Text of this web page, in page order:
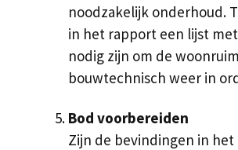
noodzakelijk onderhoud.
in het rapport een lijst
nodig zijn om de
bouwtechnisch weer in
Bod voorbereiden
Zijn de bevindingen in